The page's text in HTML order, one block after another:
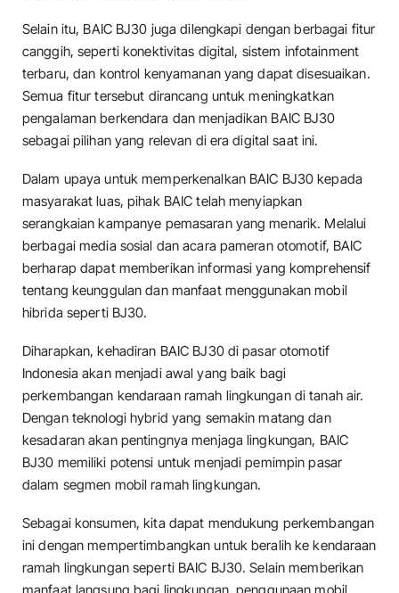
Selain itu, BAIC BJ30 juga dilengkapi dengan berbagai fitur
canggih, seperti konektivitas digital, sistem infotainment
terbaru, dan kontrol kenyamanan yang dapat disesuaikan.
Semua fitur tersebut dirancang untuk meningkatkan
pengalaman berkendara dan menjadikan BAIC BJ30
sebagai pilihan yang relevan di era digital saat ini.
Dalam upaya untuk memperkenalkan BAIC BJ30 kepada
masyarakat luas, pihak BAIC telah menyiapkan
serangkaian kampanye pemasaran yang menarik. Melalui
berbagai media sosial dan acara pameran otomotif, BAIC
berharap dapat memberikan informasi yang komprehensif
tentang keunggulan dan manfaat menggunakan mobil
hibrida seperti BJ30.
Diharapkan, kehadiran BAIC BJ30 di pasar otomotif
Indonesia akan menjadi awal yang baik bagi
perkembangan kendaraan ramah lingkungan di tanah air.
Dengan teknologi hybrid yang semakin matang dan
kesadaran akan pentingnya menjaga lingkungan, BAIC
BJ30 memiliki potensi untuk menjadi pemimpin pasar
dalam segmen mobil ramah lingkungan.
Sebagai konsumen, kita dapat mendukung perkembangan
ini dengan mempertimbangkan untuk beralih ke kendaraan
ramah lingkungan seperti BAIC BJ30. Selain memberikan